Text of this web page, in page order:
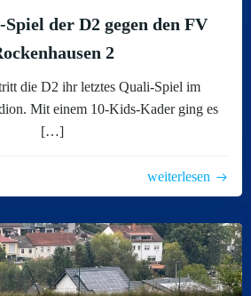
der D2 gegen den FV
2
die D2 ihr letztes Quali-Spiel im
Mit einem 10-Kids-Kader ging es
[…]
weiterlesen